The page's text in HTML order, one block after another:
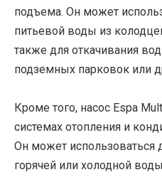
подъема. Он может
питьевой воды из
также для откачивания
подземных парковок или
Кроме того, насос Espa
системах отопления и
Он может использоваться
горячей или холодной